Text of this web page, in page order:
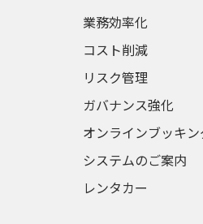
業務効率化
コスト削減
リスク管理
ガバナンス強化
オンラインブッキ
システムのご案内
レンタカー